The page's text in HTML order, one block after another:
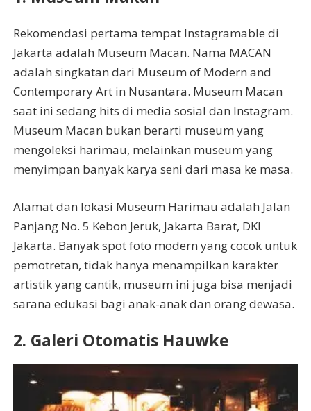
Rekomendasi pertama tempat Instagramable di
Jakarta adalah Museum Macan. Nama MACAN
adalah singkatan dari Museum of Modern and
Contemporary Art in Nusantara. Museum Macan
saat ini sedang hits di media sosial dan Instagram.
Museum Macan bukan berarti museum yang
mengoleksi harimau, melainkan museum yang
menyimpan banyak karya seni dari masa ke masa.
Alamat dan lokasi Museum Harimau adalah Jalan
Panjang No. 5 Kebon Jeruk, Jakarta Barat, DKI
Jakarta. Banyak spot foto modern yang cocok untuk
pemotretan, tidak hanya menampilkan karakter
artistik yang cantik, museum ini juga bisa menjadi
sarana edukasi bagi anak-anak dan orang dewasa.
2. Galeri Otomatis Hauwke